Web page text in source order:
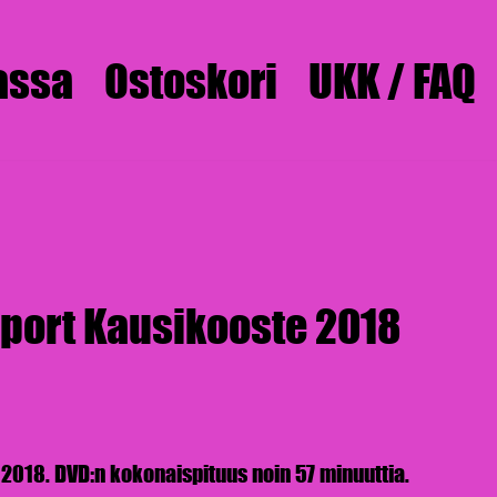
Ostoskori UKK / FAQ
Kausikooste 2018
DVD:n kokonaispituus noin 57 minuuttia.